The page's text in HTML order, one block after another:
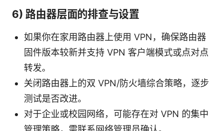
6) 路由器层面的排查与设置
如果你在家用路由器上使用 VPN，确保路由器
固件版本较新并支持 VPN 客户端模式或点对点
转发。
关闭路由器上的双 VPN/防火墙综合策略，逐步
测试是否改进。
对于企业或校园网络，可能存在对 VPN 的集中